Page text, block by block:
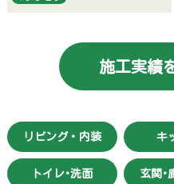
施工実績
リビング・内装 キ
トイレ･洗面 玄関･